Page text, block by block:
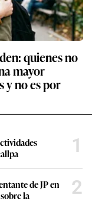
quienes no
mayor
y no es por
1
de JP en
la
2